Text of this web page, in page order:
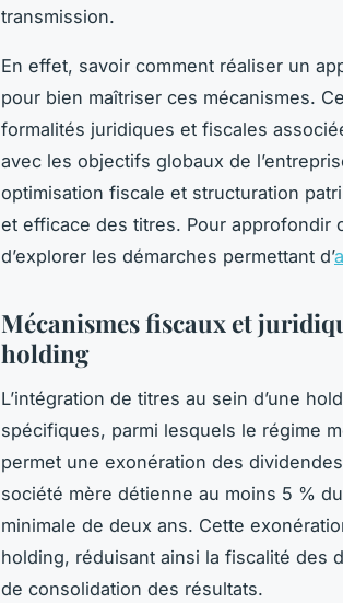
transmission.
En effet, savoir comment réaliser un
pour bien maîtriser ces mécanismes.
formalités juridiques et fiscales
avec les objectifs globaux de
optimisation fiscale et structuration
et efficace des titres. Pour approfondir
d’explorer les démarches permettant d’
Mécanismes fiscaux et
holding
L’intégration de titres au sein d’une
spécifiques, parmi lesquels le régime
permet une exonération des
société mère détienne au moins 5 %
minimale de deux ans. Cette
holding, réduisant ainsi la fiscalité des
de consolidation des résultats.